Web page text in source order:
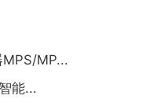
MP...
能...